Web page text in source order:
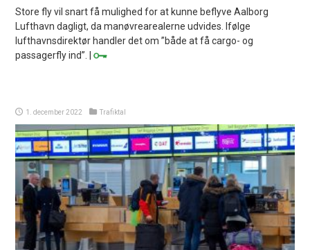
Store fly vil snart få mulighed for at kunne beflyve Aalborg
Lufthavn dagligt, da manøvrearealerne udvides. Ifølge
lufthavnsdirektør handler det om ”både at få cargo- og
passagerfly ind”. |
1. december 2022 Trafiktal